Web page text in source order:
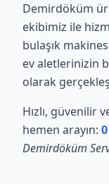
Demirdöküm
ekibimiz ile
bulaşık
ev aletlerinizin
olarak
Hızlı, güvenilir
hemen arayın:
Demirdöküm